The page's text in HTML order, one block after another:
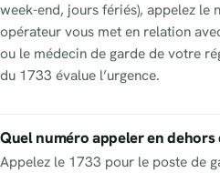
week-end, jours fériés), appelez le
opérateur vous met en relation
ou le médecin de garde de votre
du 1733 évalue l’urgence.
Quel numéro appeler en dehors
Appelez le 1733 pour le poste de